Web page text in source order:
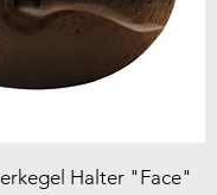
Halter "Face"